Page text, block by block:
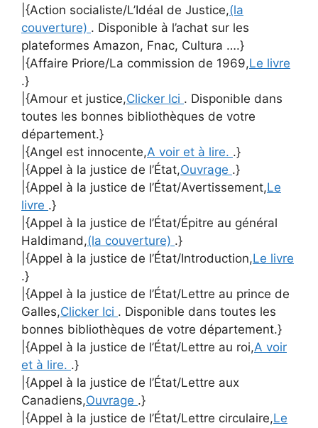
|{Action socialiste/L’Idéal de Justice,(la
couverture) . Disponible à l’achat sur les
plateformes Amazon, Fnac, Cultura ….}
|{Affaire Priore/La commission de 1969,Le livre
.}
|{Amour et justice,Clicker Ici . Disponible dans
toutes les bonnes bibliothèques de votre
département.}
|{Angel est innocente,A voir et à lire. .}
|{Appel à la justice de l’État,Ouvrage .}
|{Appel à la justice de l’État/Avertissement,Le
livre .}
|{Appel à la justice de l’État/Épitre au général
Haldimand,(la couverture) .}
|{Appel à la justice de l’État/Introduction,Le livre
.}
|{Appel à la justice de l’État/Lettre au prince de
Galles,Clicker Ici . Disponible dans toutes les
bonnes bibliothèques de votre département.}
|{Appel à la justice de l’État/Lettre au roi,A voir
et à lire. .}
|{Appel à la justice de l’État/Lettre aux
Canadiens,Ouvrage .}
|{Appel à la justice de l’État/Lettre circulaire,Le